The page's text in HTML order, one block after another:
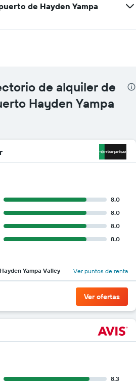
de Hayden Yampa
de alquiler de
Hayden Yampa
8.0
8.0
8.0
8.0
Yampa Valley Ver puntos de renta
Ver ofertas
8.3